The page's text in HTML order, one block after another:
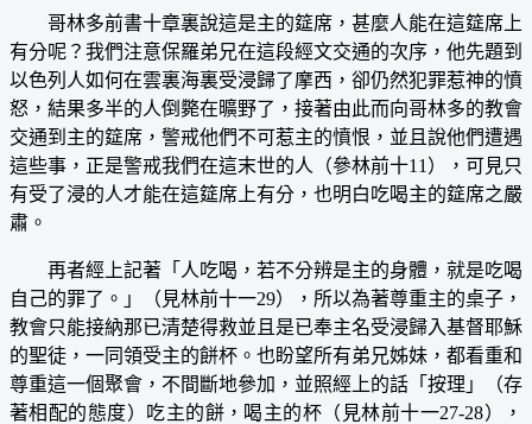
哥林多前書十章裏說這是主的筵席，甚麼人能在這筵席上
有分呢？我們注意保羅弟兄在這段經文交通的次序，他先題到
以色列人如何在雲裏海裏受浸歸了摩西，卻仍然犯罪惹神的憤
怒，結果多半的人倒斃在曠野了，接著由此而向哥林多的教會
交通到主的筵席，警戒他們不可惹主的憤恨，並且說他們遭遇
這些事，正是警戒我們在這末世的人（參林前十11），可見只
有受了浸的人才能在這筵席上有分，也明白吃喝主的筵席之嚴
肅。
再者經上記著「人吃喝，若不分辨是主的身體，就是吃喝
自己的罪了。」（見林前十一29），所以為著尊重主的桌子，
教會只能接納那已清楚得救並且是已奉主名受浸歸入基督耶穌
的聖徒，一同領受主的餅杯。也盼望所有弟兄姊妹，都看重和
尊重這一個聚會，不間斷地參加，並照經上的話「按理」（存
著相配的態度）吃主的餅，喝主的杯（見林前十一27-28），